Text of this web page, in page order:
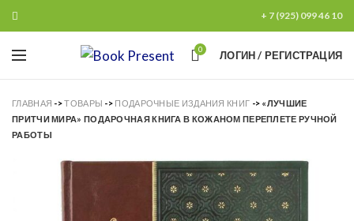
+ 7 (925) 099 46 10
0 ЛОГИН / РЕГИСТРАЦИЯ
ГЛАВНАЯ ->ТОВАРЫ -> ПОДАРОЧНЫЕ ИЗДАНИЯ КНИГ -> «ЛУЧШИЕ
ПРИТЧИ МИРА» ПОДАРОЧНАЯ КНИГА В КОЖАНОМ ПЕРЕПЛЕТЕ РУЧНОЙ
РАБОТЫ